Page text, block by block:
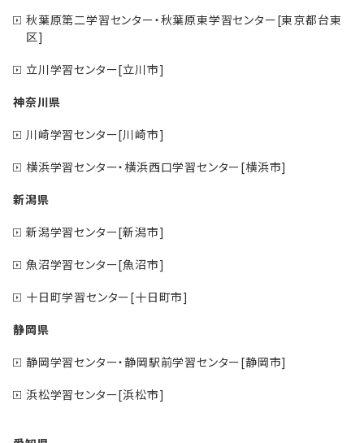
秋葉原第二学習センター・秋葉原東学習センター[東京都台東
区]
立川学習センター[立川市]
神奈川県
川崎学習センター[川崎市]
横浜学習センター・横浜西口学習センター[横浜市]
新潟県
新潟学習センター[新潟市]
魚沼学習センター[魚沼市]
十日町学習センター[十日町市]
静岡県
静岡学習センター・静岡駅前学習センター[静岡市]
浜松学習センター[浜松市]